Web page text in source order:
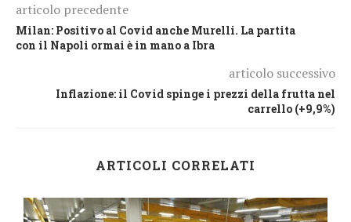
articolo precedente
Milan: Positivo al Covid anche Murelli. La partita
con il Napoli ormai è in mano a Ibra
articolo successivo
Inflazione: il Covid spinge i prezzi della frutta nel
carrello (+9,9%)
ARTICOLI CORRELATI